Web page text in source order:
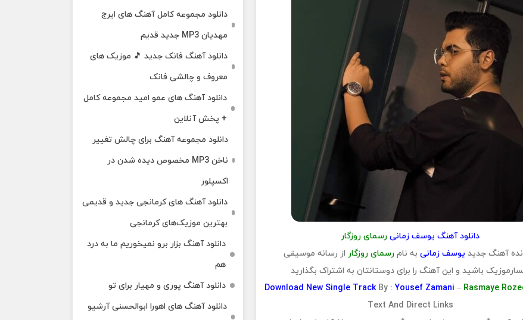
دانلود آهنگ یوسف زمانی رسمای روزگار
آهنگ جدید یوسف زمانی به نامرسمای روزگار از رسانه موسیقی
باشید و این آهنگ را برای دوستانتان به اشتراک بگذارید
Download New Single Track By : Yousef Zamani – Rasmaye
Text And Direct Links
دانلود مجموعه کامل آهنگ های ایرج
مهدیان MP3 جدید قدیم
دانلود آهنگ فانک جدید 🎵 موزیک‌ های
معروف و چالشی فانک
دانلود آهنگ های عمو امید مجموعه کامل
+ پخش آنلاین
دانلود مجموعه آهنگ برای چالش تغییر
ناخن MP3 مخصوص دیده شدن در
اکسپلور
دانلود آهنگ‌ های کرمانجی جدید و قدیمی
بهترین موزیک‌های کرمانجی
دانلود آهنگ بزار برو نمیخوریم ما به درد
هم
دانلود آهنگ پوری و مهیار برای تو
دانلود آهنگ های اهورا ابوالحسنی آرشیو